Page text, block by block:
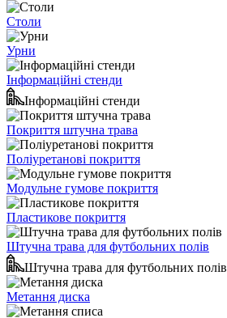
Столи
Урни
Інформаційні стенди
Інформаційні стенди
Покриття штучна трава
Поліуретанові покриття
Модульне гумове покриття
Пластикове покриття
Штучна трава для футбольних полів
Штучна трава для футбольних полів
Метання диска